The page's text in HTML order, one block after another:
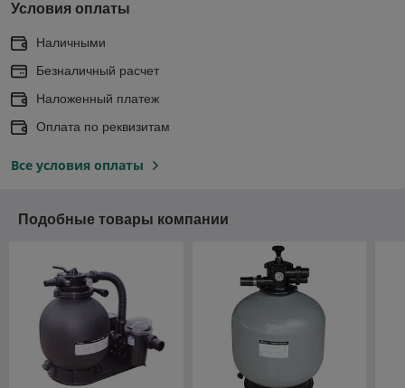
Условия оплаты
Наличными
Безналичный расчет
Наложенный платеж
Оплата по реквизитам
Все условия оплаты
Подобные товары компании